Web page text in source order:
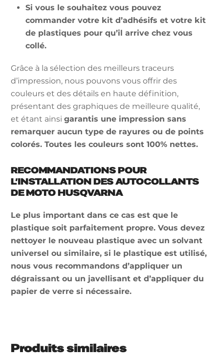
Si vous le souhaitez vous pouvez
commander votre kit d’adhésifs et votre kit
de plastiques pour qu’il arrive chez vous
collé.
Grâce à la sélection des meilleurs traceurs
d’impression, nous pouvons vous offrir des
couleurs et des détails en haute définition,
présentant des graphiques de meilleure qualité,
et étant ainsigarantis une impression sans
remarquer aucun type de rayures ou de points
colorés. Toutes les couleurs sont 100% nettes.
RECOMMANDATIONS POUR
L’INSTALLATION DES AUTOCOLLANTS
DE MOTO HUSQVARNA
Le plus important dans ce cas est que le
plastique soit parfaitement propre. Vous devez
nettoyer le nouveau plastique avec un solvant
universel ou similaire, si le plastique est utilisé,
nous vous recommandons d’appliquer un
dégraissant ou un javellisant et d’appliquer du
papier de verre si nécessaire.
Produits similaires